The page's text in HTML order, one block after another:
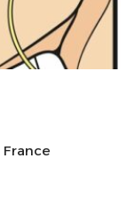
France